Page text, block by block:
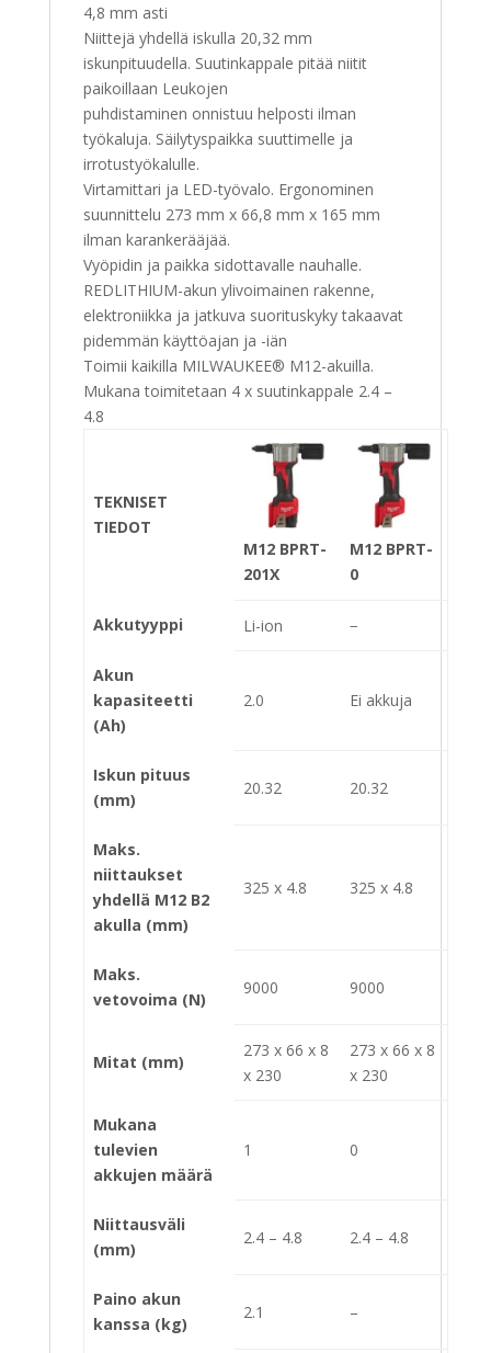
4,8 mm asti
Niittejä yhdellä iskulla 20,32 mm
iskunpituudella. Suutinkappale pitää niitit
paikoillaan Leukojen
puhdistaminen onnistuu helposti ilman
työkaluja. Säilytyspaikka suuttimelle ja
irrotustyökalulle.
Virtamittari ja LED-työvalo. Ergonominen
suunnittelu 273 mm x 66,8 mm x 165 mm
ilman karankerääjää.
Vyöpidin ja paikka sidottavalle nauhalle.
REDLITHIUM-akun ylivoimainen rakenne,
elektroniikka ja jatkuva suorituskyky takaavat
pidemmän käyttöajan ja -iän
Toimii kaikilla MILWAUKEE® M12-akuilla.
Mukana toimitetaan 4 x suutinkappale 2.4 –
4.8
TEKNISET
TIEDOT
M12 BPRT-
201X
M12 BPRT-
0
Akkutyyppi Li-ion −
Akun
kapasiteetti
(Ah)
2.0 Ei akkuja
Iskun pituus
(mm)
20.32 20.32
Maks.
niittaukset
yhdellä M12 B2
akulla (mm)
325 x 4.8 325 x 4.8
Maks.
vetovoima (N)
9000 9000
Mitat (mm)
273 x 66 x 8
x 230
273 x 66 x 8
x 230
Mukana
tulevien
akkujen määrä
1 0
Niittausväli
(mm)
2.4 – 4.8 2.4 – 4.8
Paino akun
kanssa (kg)
2.1 –